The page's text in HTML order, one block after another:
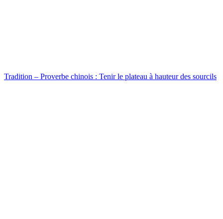
Tradition – Proverbe chinois : Tenir le plateau à hauteur des sourcils